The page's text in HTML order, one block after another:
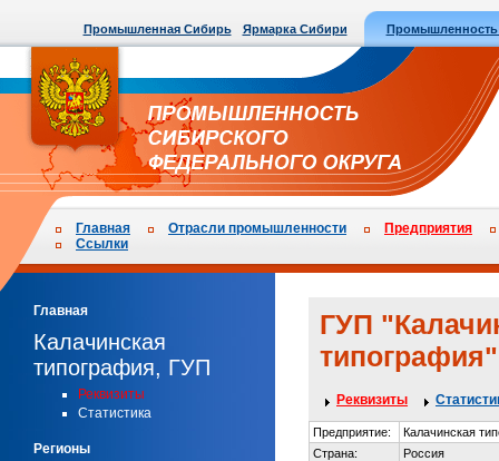
Промышленная Сибирь Ярмарка Сибири
Главная Отрасли промышленности
Предприятия
Ссылки
Главная
Калачинская
типография, ГУП
Реквизиты
Статистика
Регионы
ГУП
Реквизиты
Предприятие:
Калачинская
Страна:
Россия